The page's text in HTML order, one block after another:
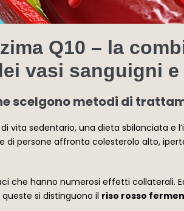
Q10 – la
vasi sanguigni
scelgono metodi di
vita sedentario, una dieta sbilanciata
di persone affronta colesterolo alto,
che hanno numerosi effetti collaterali.
queste si distinguono il riso rosso